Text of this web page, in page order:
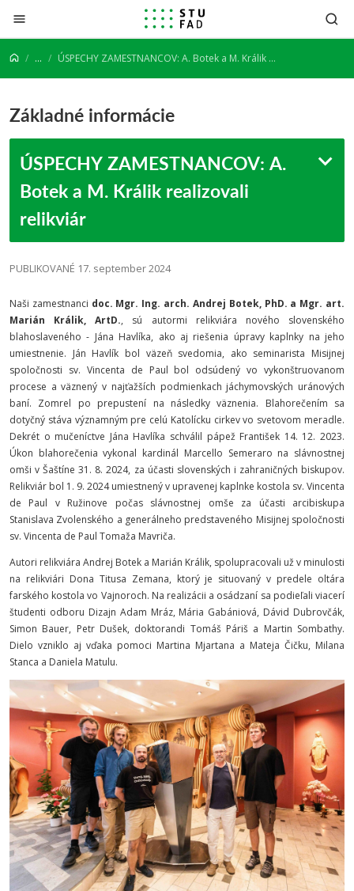
Prejsť na obsah
... ÚSPECHY ZAMESTNANCOV: A. Botek a M. Králik realizovali relikviár
Základné informácie
ÚSPECHY ZAMESTNANCOV: A.
Botek a M. Králik realizovali
relikviár
PUBLIKOVANÉ 17. september 2024
Naši zamestnanci doc. Mgr. Ing. arch. Andrej Botek, PhD. a Mgr. art.
Marián Králik, ArtD., sú autormi relikviára nového slovenského
blahoslaveného - Jána Havlíka, ako aj riešenia úpravy kaplnky na jeho
umiestnenie. Ján Havlík bol väzeň svedomia, ako seminarista Misijnej
spoločnosti sv. Vincenta de Paul bol odsúdený vo vykonštruovanom
procese a väznený v najťažších podmienkach jáchymovských uránových
baní. Zomrel po prepustení na následky väznenia. Blahorečením sa
dotyčný stáva významným pre celú Katolícku cirkev vo svetovom meradle.
Dekrét o mučeníctve Jána Havlíka schválil pápež František 14. 12. 2023.
Úkon blahorečenia vykonal kardinál Marcello Semeraro na slávnostnej
omši v Šaštíne 31. 8. 2024, za účasti slovenských i zahraničných biskupov.
Relikviár bol 1. 9. 2024 umiestnený v upravenej kaplnke kostola sv. Vincenta
de Paul v Ružinove počas slávnostnej omše za účasti arcibiskupa
Stanislava Zvolenského a generálneho predstaveného Misijnej spoločnosti
sv. Vincenta de Paul Tomaža Mavriča.
Autori relikviára Andrej Botek a Marián Králik, spolupracovali už v minulosti
na relikviári Dona Titusa Zemana, ktorý je situovaný v predele oltára
farského kostola vo Vajnoroch. Na realizácii a osádzaní sa podieľali viacerí
študenti odboru Dizajn Adam Mráz, Mária Gabániová, Dávid Dubrovčák,
Simon Bauer, Petr Dušek, doktorandi Tomáš Páriš a Martin Sombathy.
Dielo vzniklo aj vďaka pomoci Martina Mjartana a Mateja Čičku, Milana
Stanca a Daniela Matulu.